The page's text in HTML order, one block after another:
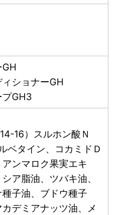
ショナーGH
GH3
16）スルホン酸Ｎ
ベタイン、コカミドＤ
ンマロク果実エキ
ア脂油、ツバキ油、
子油、ブドウ種子
デミアナッツ油、メ